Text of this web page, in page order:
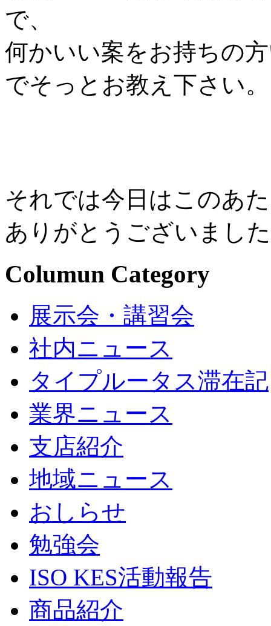
で、
何かいい案をお持ちの
でそっとお教え下さい。
それでは今日はこのあ
ありがとうございまし
Columun Category
展示会・講習会
社内ニュース
タイプルータス滞在記
業界ニュース
支店紹介
地域ニュース
おしらせ
勉強会
ISO KES活動報告
商品紹介